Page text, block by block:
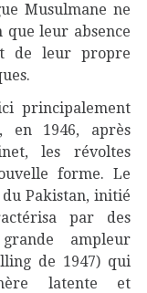
Musulmane ne
que leur absence
de leur propre
principalement
en 1946, après
les révoltes
forme. Le
Pakistan, initié
par des
ampleur
de 1947) qui
latente et